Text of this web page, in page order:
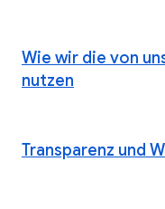
Wie wir die von
nutzen
Transparenz und